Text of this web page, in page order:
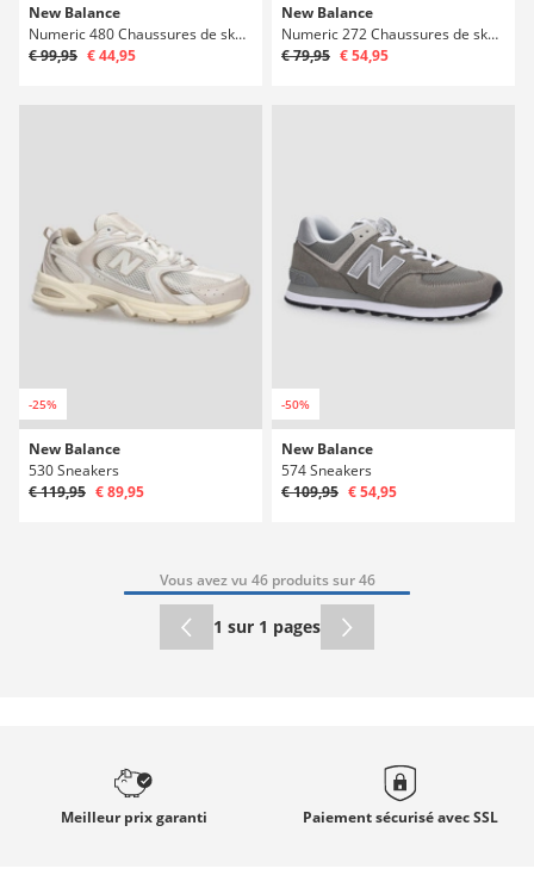
New Balance
Numeric 480 Chaussures de skate
€ 99,95 € 44,95
New Balance
Numeric 272 Chaussures de skate
€ 79,95 € 54,95
-25%
New Balance
530 Sneakers
€ 119,95 € 89,95
-50%
New Balance
574 Sneakers
€ 109,95 € 54,95
Vous avez vu 46 produits sur 46
1 sur 1 pages
Meilleur prixgaranti Paiement sécurisé avecSSL